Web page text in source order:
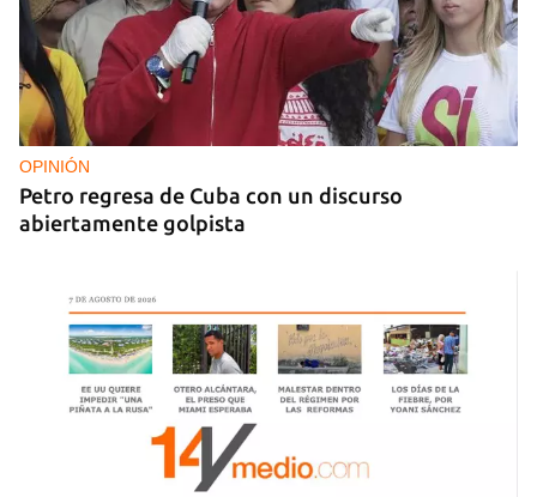
OPINIÓN
Petro regresa de Cuba con un discurso
abiertamente golpista